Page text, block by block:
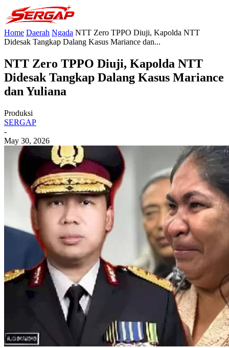
Home Daerah Ngada NTT Zero TPPO Diuji, Kapolda NTT
Didesak Tangkap Dalang Kasus Mariance dan...
NTT Zero TPPO Diuji, Kapolda NTT
Didesak Tangkap Dalang Kasus Mariance
dan Yuliana
Produksi
SERGAP
-
May 30, 2026